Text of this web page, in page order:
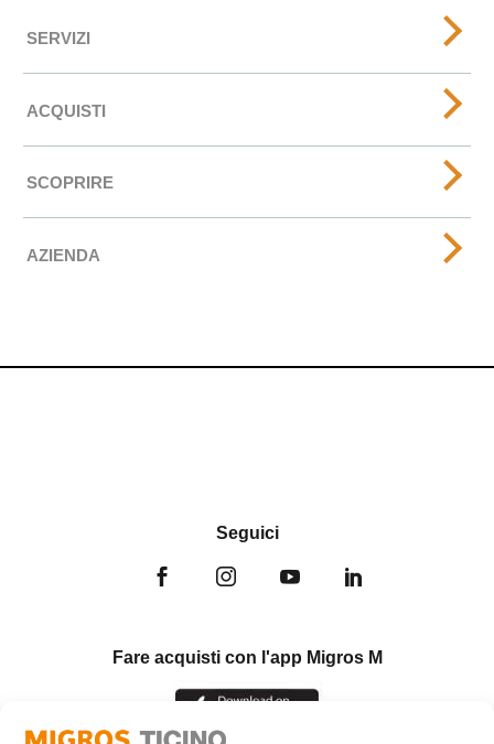
SERVIZI
ACQUISTI
SCOPRIRE
AZIENDA
Seguici
Fare acquisti con l'app Migros M